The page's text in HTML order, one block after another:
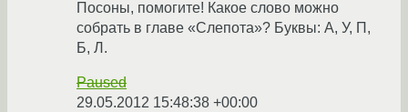
Посоны, помогите! Какое слово можно
собрать в главе «Слепота»? Буквы: А, У, П,
Б, Л.
Paused
29.05.2012 15:48:38 +00:00